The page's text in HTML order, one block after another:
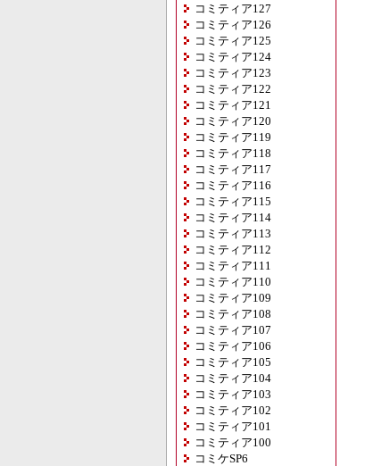
コミティア127
コミティア126
コミティア125
コミティア124
コミティア123
コミティア122
コミティア121
コミティア120
コミティア119
コミティア118
コミティア117
コミティア116
コミティア115
コミティア114
コミティア113
コミティア112
コミティア111
コミティア110
コミティア109
コミティア108
コミティア107
コミティア106
コミティア105
コミティア104
コミティア103
コミティア102
コミティア101
コミティア100
コミケSP6